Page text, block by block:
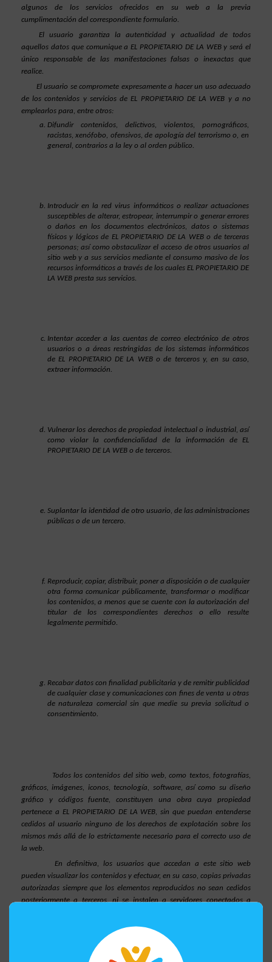
algunos de los servicios ofrecidos en su web a la previa
cumplimentación del correspondiente formulario.
El usuario garantiza la autenticidad y actualidad de todos
aquellos datos que comunique a EL PROPIETARIO DE LA WEB y será el
único responsable de las manifestaciones falsas o inexactas que
realice.
El usuario se compromete expresamente a hacer un uso adecuado
de los contenidos y servicios de EL PROPIETARIO DE LA WEB y a no
emplearlos para, entre otros:
Difundir contenidos, delictivos, violentos, pornográficos,
racistas, xenófobo, ofensivos, de apología del terrorismo o, en
general, contrarios a la ley o al orden público.
Introducir en la red virus informáticos o realizar actuaciones
susceptibles de alterar, estropear, interrumpir o generar errores
o daños en los documentos electrónicos, datos o sistemas
físicos y lógicos de EL PROPIETARIO DE LA WEB o de terceras
personas; así como obstaculizar el acceso de otros usuarios al
sitio web y a sus servicios mediante el consumo masivo de los
recursos informáticos a través de los cuales EL PROPIETARIO DE
LA WEB presta sus servicios.
Intentar acceder a las cuentas de correo electrónico de otros
usuarios o a áreas restringidas de los sistemas informáticos
de EL PROPIETARIO DE LA WEB o de terceros y, en su caso,
extraer información.
Vulnerar los derechos de propiedad intelectual o industrial, así
como violar la confidencialidad de la información de EL
PROPIETARIO DE LA WEB o de terceros.
Suplantar la identidad de otro usuario, de las administraciones
públicas o de un tercero.
Reproducir, copiar, distribuir, poner a disposición o de cualquier
otra forma comunicar públicamente, transformar o modificar
los contenidos, a menos que se cuente con la autorización del
titular de los correspondientes derechos o ello resulte
legalmente permitido.
Recabar datos con finalidad publicitaria y de remitir publicidad
de cualquier clase y comunicaciones con fines de venta u otras
de naturaleza comercial sin que medie su previa solicitud o
consentimiento.
Todos los contenidos del sitio web, como textos, fotografías,
gráficos, imágenes, iconos, tecnología, software, así como su diseño
gráfico y códigos fuente, constituyen una obra cuya propiedad
pertenece a EL PROPIETARIO DE LA WEB, sin que puedan entenderse
cedidos al usuario ninguno de los derechos de explotación sobre los
mismos más allá de lo estrictamente necesario para el correcto uso de
la web.
En definitiva, los usuarios que accedan a este sitio web
pueden visualizar los contenidos y efectuar, en su caso, copias privadas
autorizadas siempre que los elementos reproducidos no sean cedidos
posteriormente a terceros, ni se instalen a servidores conectados a
las marcas, nombres comerciales o signos distintivos de cualquier clase
que aparecen en el sitio web son propiedad de EL PROPIETARIO DE LA
WEB, sin que pueda entenderse que el uso o acceso al mismo atribuya